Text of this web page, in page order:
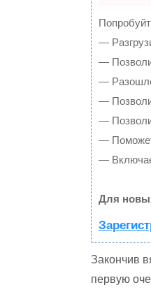
—
—
—
—
—
— Поможет
—
Для
Закончив
первую